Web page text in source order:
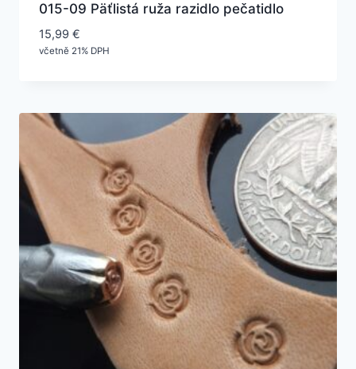
015-09 Päťlistá ruža razidlo pečatidlo
15,99 €
včetně 21% DPH